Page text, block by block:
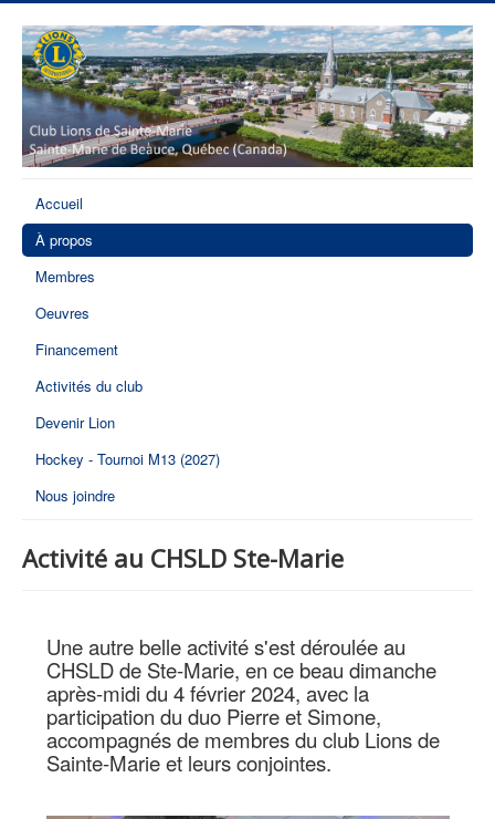
Accueil
À propos
Membres
Oeuvres
Financement
Activités du club
Devenir Lion
Hockey - Tournoi M13 (2027)
Nous joindre
Activité au CHSLD Ste-Marie
Une autre belle activité s'est déroulée au
CHSLD de Ste-Marie, en ce beau dimanche
après-midi du 4 février 2024, avec la
participation du duo Pierre et Simone,
accompagnés de membres du club Lions de
Sainte-Marie et leurs conjointes.